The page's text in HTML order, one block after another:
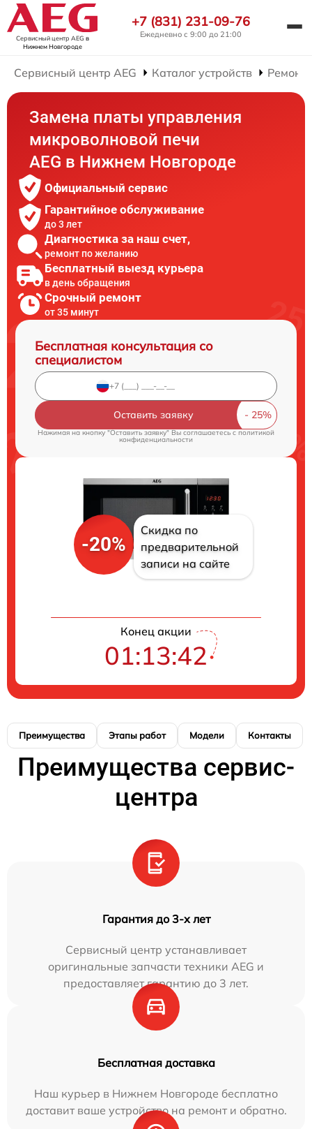
Сервисный центр AEG в
Нижнем Новгороде
+7 (831) 231-09-76
Ежедневно с 9:00 до 21:00
Сервисный центр AEG Каталог устройств Ремонт
Замена платы управления
микроволновой печи
AEG в Нижнем Новгороде
Официальный сервис
Гарантийное обслуживание
до 3 лет
Диагностика за наш счет,
ремонт по желанию
Бесплатный выезд курьера
в день обращения
Срочный ремонт
от 35 минут
Бесплатная консультация со
специалистом
Оставить заявку
Нажимая на кнопку "Оставить заявку" Вы соглашаетесь cполитикой
конфиденциальности
-20%
Скидка по
предварительной
записи на сайте
Конец акции
01:13:41
Преимущества Этапы работ Модели Контакты
Преимущества сервис-
центра
Гарантия до 3-х лет
Сервисный центр устанавливает
оригинальные запчасти техники AEG и
предоставляет гарантию до 3 лет.
Бесплатная доставка
Наш курьер в Нижнем Новгороде бесплатно
доставит ваше устройство на ремонт и обратно.